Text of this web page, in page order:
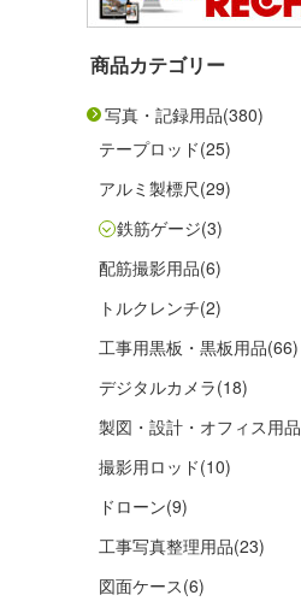
商品カテゴリー
写真・記録用品(380)
テープロッド(25)
アルミ製標尺(29)
鉄筋ゲージ(3)
配筋撮影用品(6)
トルクレンチ(2)
工事用黒板・黒板用品(66)
デジタルカメラ(18)
製図・設計・オフィス用品
撮影用ロッド(10)
ドローン(9)
工事写真整理用品(23)
図面ケース(6)